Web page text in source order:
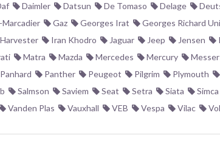
Daimler Datsun De Tomaso Delage
Gaz Georges Irat
Georges Richard
Iran Khodro Jaguar Jeep Jensen
Matra Mazda Mercedes Mercury
Panhard Panther Peugeot Pilgrim
Plymouth
Salmson Saviem Seat Setra Siata
Simca
Vanden Plas Vauxhall VEB Vespa Vilac